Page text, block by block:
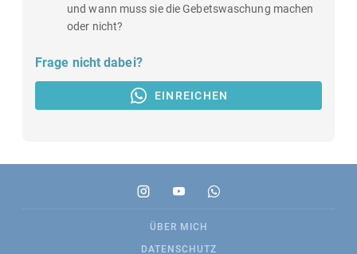
und wann muss sie die Gebetswaschung machen
oder nicht?
Frage nicht dabei?
EINREICHEN
ÜBER MICH
DATENSCHUTZ